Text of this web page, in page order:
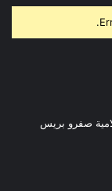
صفرو بريس